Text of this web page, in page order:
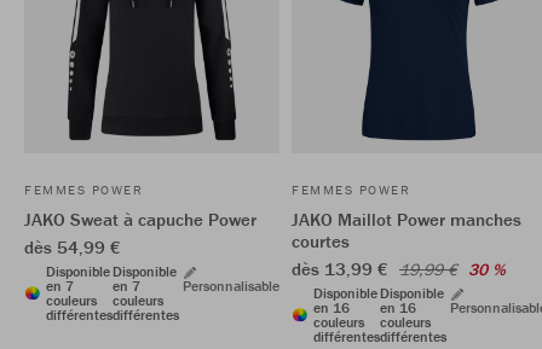
FEMMES POWER
JAKO Sweat à capuche Power
dès 54,99 €
Disponible
en 7
couleurs
différentes
Disponible
en 7
couleurs
différentes
Personnalisable
FEMMES POWER
JAKO Maillot Power manches
courtes
dès 13,99 € 19,99 € 30 %
Disponible
en 16
couleurs
différentes
Disponible
en 16
couleurs
différentes